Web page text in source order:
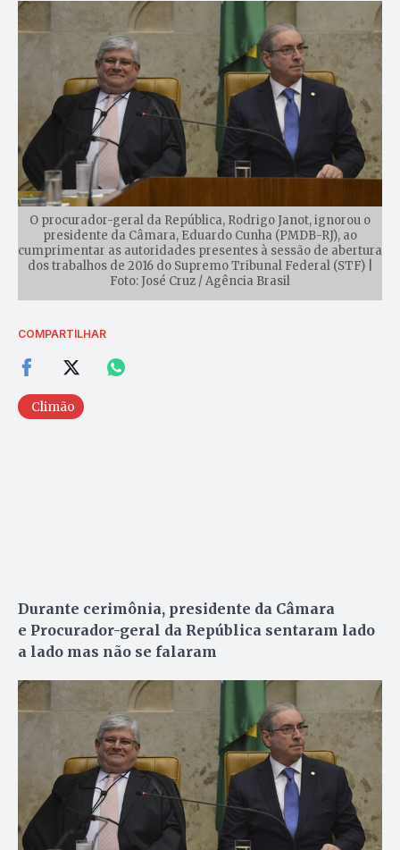
O procurador-geral da República, Rodrigo Janot, ignorou o
presidente da Câmara, Eduardo Cunha (PMDB-RJ), ao
cumprimentar as autoridades presentes à sessão de abertura
dos trabalhos de 2016 do Supremo Tribunal Federal (STF) |
Foto: José Cruz / Agência Brasil
COMPARTILHAR
Climão
Durante cerimônia, presidente da Câmara
e Procurador-geral da República sentaram lado
a lado mas não se falaram